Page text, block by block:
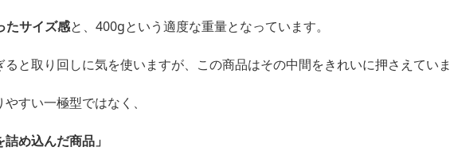
たサイズ感と、400gという適度な重量となっています。
と取り回しに気を使いますが、この商品はその中間をきれいに押さえていま
すい一極型ではなく、
め込んだ商品」